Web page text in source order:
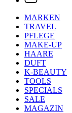
MARKEN
TRAVEL
PFLEGE
MAKE-UP
HAARE
DUFT
K-BEAUTY
TOOLS
SPECIALS
SALE
MAGAZIN